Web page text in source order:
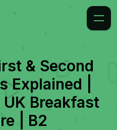
& Second
Explained |
Breakfast
| B2